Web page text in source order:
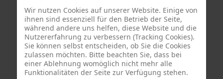
Eric Schaftlein.
aus den Niederlanden:
Dorrety Brookhuis,Natalia Dik,Elise
EekhoutundHenny Schaapman
aus Deutschland:
Salomé Herbst,Andrea Jungnitsch,
Wir nutzen Cookies auf unserer Website. Einige von
ihnen sind essenziell für den Betrieb der Seite,
während andere uns helfen, diese Website und die
Nutzererfahrung zu verbessern (Tracking Cookies).
Sie können selbst entscheiden, ob Sie die Cookies
zulassen möchten. Bitte beachten Sie, dass bei
einer Ablehnung womöglich nicht mehr alle
Funktionalitäten der Seite zur Verfügung stehen.